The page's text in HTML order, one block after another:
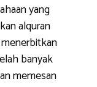
yang
alquran
banyak
memesan